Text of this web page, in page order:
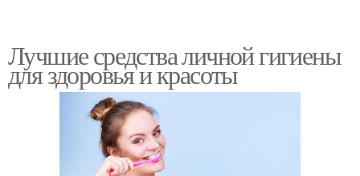
Лучшие средства личной гигиены
для здоровья и красоты